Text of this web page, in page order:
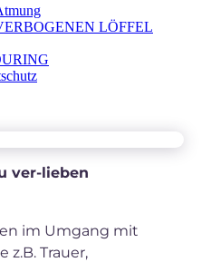
LÖFFEL
ver-lieben
im Umgang mit
z.B. Trauer,